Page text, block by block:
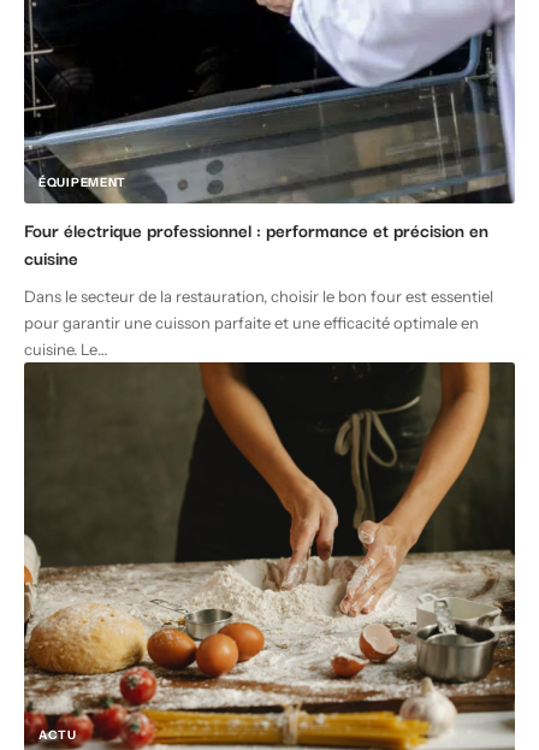
ÉQUIPEMENT
Four électrique professionnel : performance et précision en
cuisine
Dans le secteur de la restauration, choisir le bon four est essentiel
pour garantir une cuisson parfaite et une efficacité optimale en
cuisine. Le…
ACTU